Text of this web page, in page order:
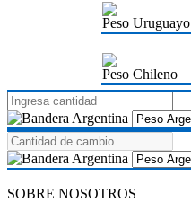
Peso Uruguayo
Peso Chileno
SOBRE NOSOTROS